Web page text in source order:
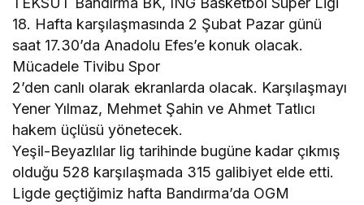
18. Hafta karşılaşmasında 2 Şubat Pazar günü
saat 17.30’da Anadolu Efes’e konuk olacak.
Mücadele Tivibu Spor
2’den canlı olarak ekranlarda olacak. Karşılaşmayı
Yener Yılmaz, Mehmet Şahin ve Ahmet Tatlıcı
hakem üçlüsü yönetecek.
Yeşil-Beyazlılar lig tarihinde bugüne kadar çıkmış
olduğu 528 karşılaşmada 315 galibiyet elde etti.
Ligde geçtiğimiz hafta Bandırma’da OGM